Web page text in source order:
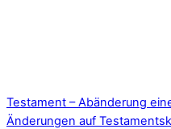
Testament – Abänderung
Änderungen auf